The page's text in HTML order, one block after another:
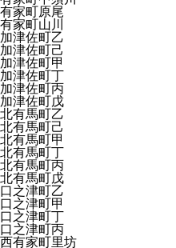
有家町原尾
有家町山川
加津佐町乙
加津佐町己
加津佐町甲
加津佐町丁
加津佐町丙
加津佐町戊
北有馬町乙
北有馬町己
北有馬町甲
北有馬町丁
北有馬町丙
北有馬町戊
口之津町乙
口之津町甲
口之津町丁
口之津町丙
西有家町里坊